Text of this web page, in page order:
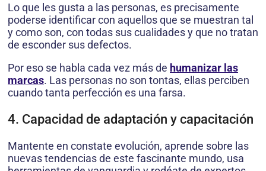
Lo que les gusta a las personas, es precisamente
poderse identificar con aquellos que se muestran tal
y como son, con todas sus cualidades y que no tratan
de esconder sus defectos.
Por eso se habla cada vez más de humanizar las
marcas. Las personas no son tontas, ellas perciben
cuando tanta perfección es una farsa.
4. Capacidad de adaptación y capacitación
Mantente en constate evolución, aprende sobre las
nuevas tendencias de este fascinante mundo, usa